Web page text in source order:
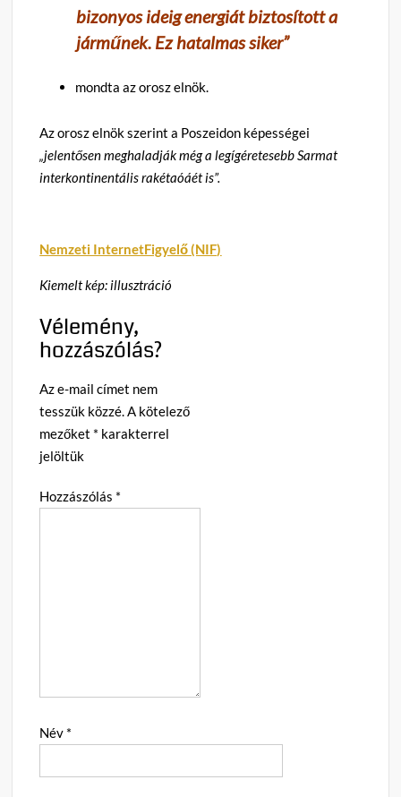
bizonyos ideig energiát biztosított a
járműnek. Ez hatalmas siker”
mondta az orosz elnök.
Az orosz elnök szerint a Poszeidon képességei
„jelentősen meghaladják még a legígéretesebb Sarmat
interkontinentális rakétaóáét is”.
Nemzeti InternetFigyelő (NIF)
Kiemelt kép: illusztráció
Vélemény,
hozzászólás?
Az e-mail címet nem
tesszük közzé.A kötelező
mezőket * karakterrel
jelöltük
Hozzászólás *
Név *